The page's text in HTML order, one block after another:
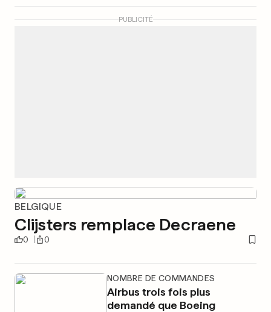
PUBLICITÉ
BELGIQUE
Clijsters remplace Decraene
0 0
NOMBRE DE COMMANDES
Airbus trois fois plus
demandé que Boeing